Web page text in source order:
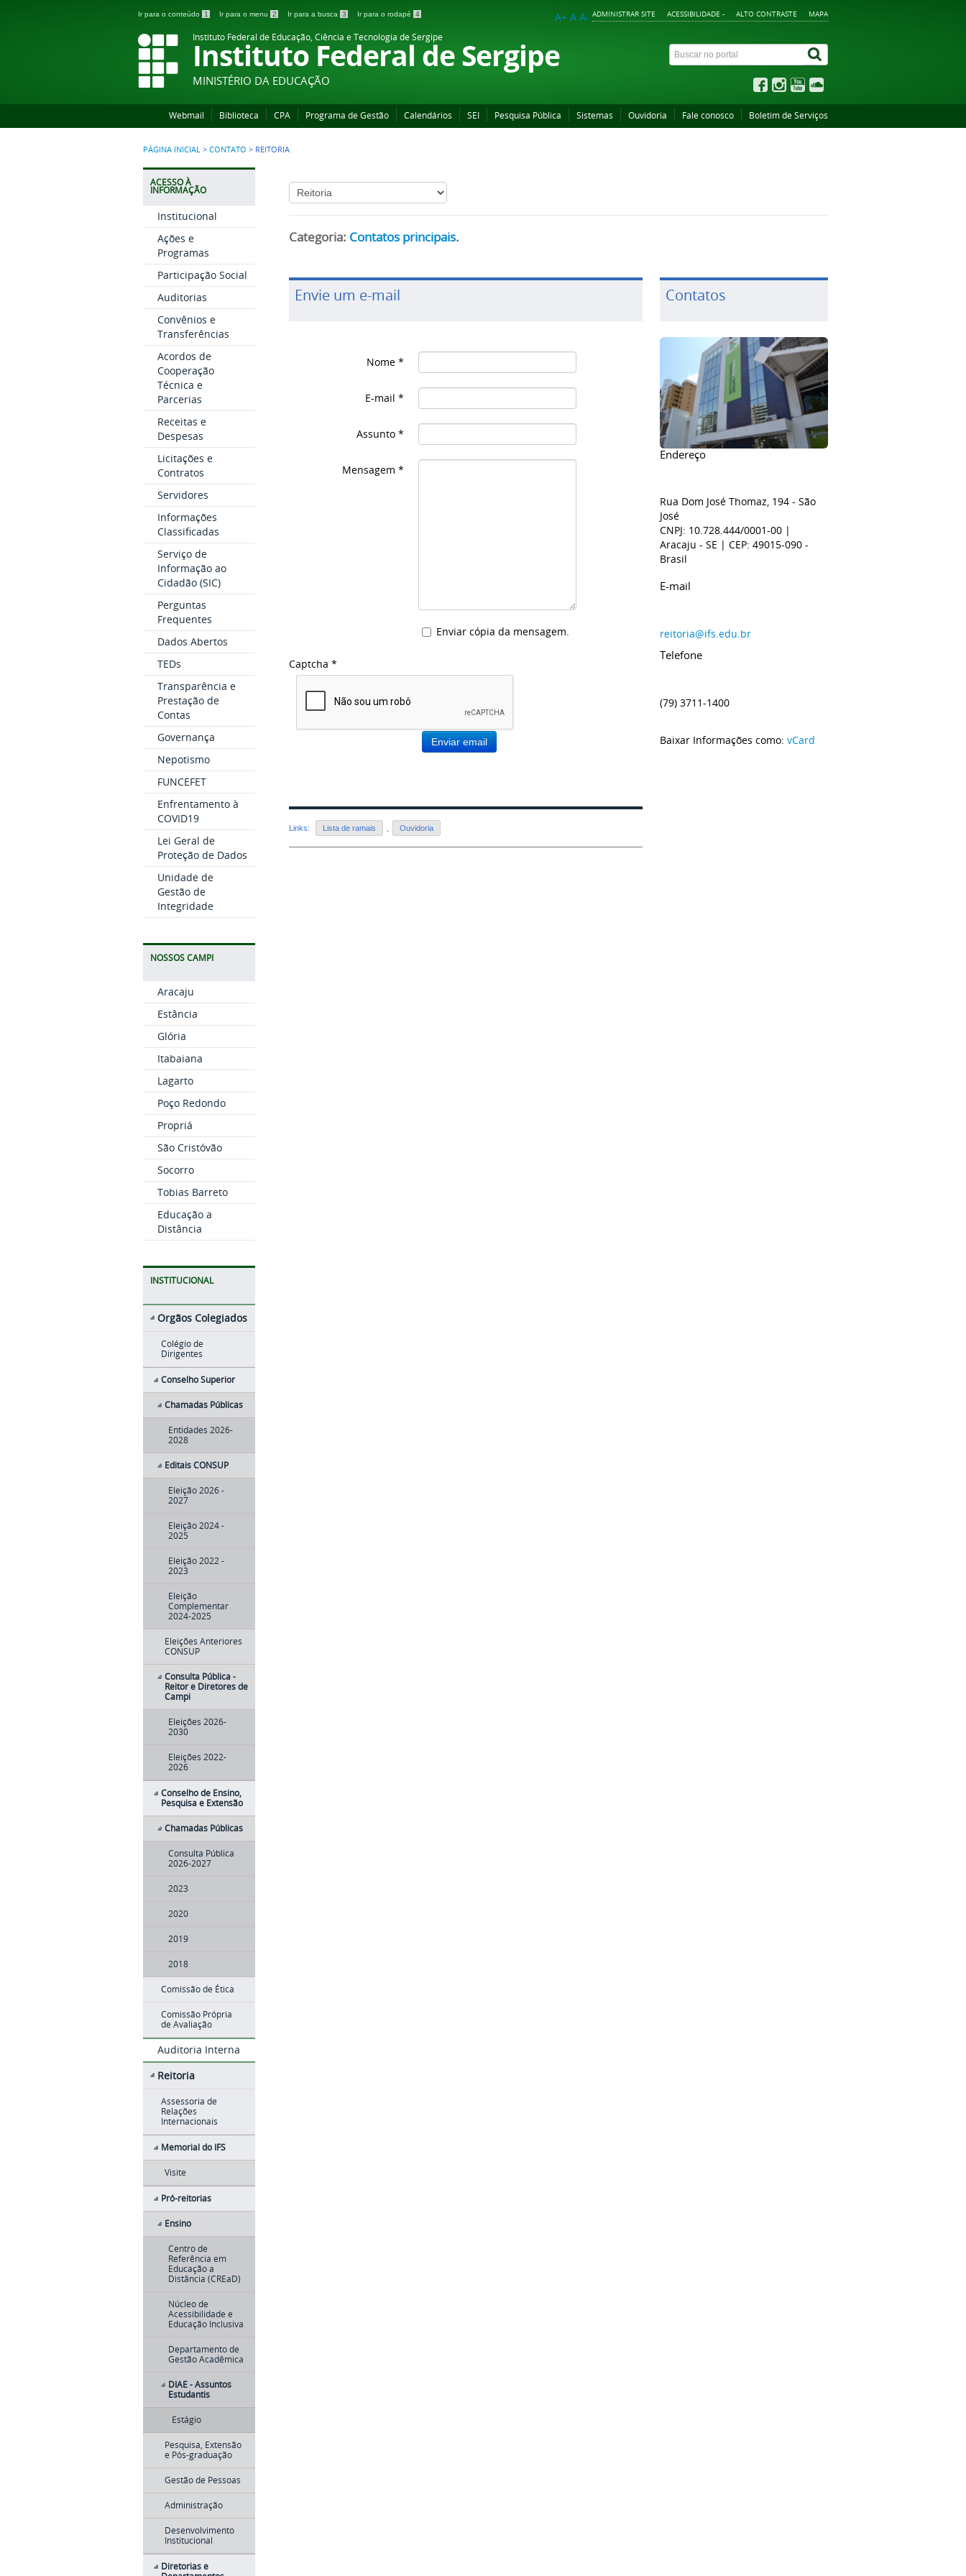
Ir para o conteúdo 1 Ir para o menu 2 Ir para a busca 3 Ir para o rodapé 4 ADMINISTRAR SITE ACESSIBILIDADE - ALTO CONTRASTE MAPA
A+ A A-
Instituto Federal de Educação, Ciência e Tecnologia de Sergipe
Instituto Federal de Sergipe
MINISTÉRIO DA EDUCAÇÃO
Webmail Biblioteca CPA Programa de Gestão Calendários SEI Pesquisa Pública Sistemas Ouvidoria Fale conosco Boletim de Serviços
PÁGINA INICIAL > CONTATO > REITORIA
ACESSO À
INFORMAÇÃO
Institucional
Ações e
Programas
Participação Social
Auditorias
Convênios e
Transferências
Acordos de
Cooperação
Técnica e
Parcerias
Receitas e
Despesas
Licitações e
Contratos
Servidores
Informações
Classificadas
Serviço de
Informação ao
Cidadão (SIC)
Perguntas
Frequentes
Dados Abertos
TEDs
Transparência e
Prestação de
Contas
Governança
Nepotismo
FUNCEFET
Enfrentamento à
COVID19
Lei Geral de
Proteção de Dados
Unidade de
Gestão de
Integridade
NOSSOS CAMPI
Aracaju
Estância
Glória
Itabaiana
Lagarto
Poço Redondo
Propriá
São Cristóvão
Socorro
Tobias Barreto
Educação a
Distância
INSTITUCIONAL
Orgãos Colegiados
Colégio de
Dirigentes
Conselho Superior
Chamadas Públicas
Entidades 2026-
2028
Editais CONSUP
Eleição 2026 -
2027
Eleição 2024 -
2025
Eleição 2022 -
2023
Eleição
Complementar
2024-2025
Eleições Anteriores
CONSUP
Consulta Pública -
Reitor e Diretores de
Campi
Eleições 2026-
2030
Eleições 2022-
2026
Conselho de Ensino,
Pesquisa e Extensão
Chamadas Públicas
Consulta Pública
2026-2027
2023
2020
2019
2018
Comissão de Ética
Comissão Própria
de Avaliação
Auditoria Interna
Reitoria
Assessoria de
Relações
Internacionais
Memorial do IFS
Visite
Pró-reitorias
Ensino
Centro de
Referência em
Educação a
Distância (CREaD)
Núcleo de
Acessibilidade e
Educação Inclusiva
Departamento de
Gestão Acadêmica
DIAE - Assuntos
Estudantis
Estágio
Pesquisa, Extensão
e Pós-graduação
Gestão de Pessoas
Administração
Desenvolvimento
Institucional
Diretorias e
Categoria: Contatos principais.
Envie um e-mail
Nome *
E-mail *
Assunto *
Mensagem *
Enviar cópia da mensagem.
Captcha *
Enviar email
Links: Lista de ramais Ouvidoria
Contatos
Endereço
Rua Dom José Thomaz, 194 - São
José
CNPJ: 10.728.444/0001-00 |
Aracaju- SE | CEP: 49015-090-
Brasil
E-mail
reitoria@ifs.edu.br
Telefone
(79) 3711-1400
Baixar Informações como:vCard